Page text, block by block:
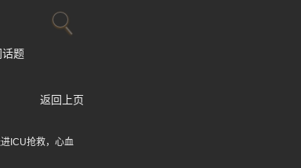
话题
返回上页
ICU抢救，心血